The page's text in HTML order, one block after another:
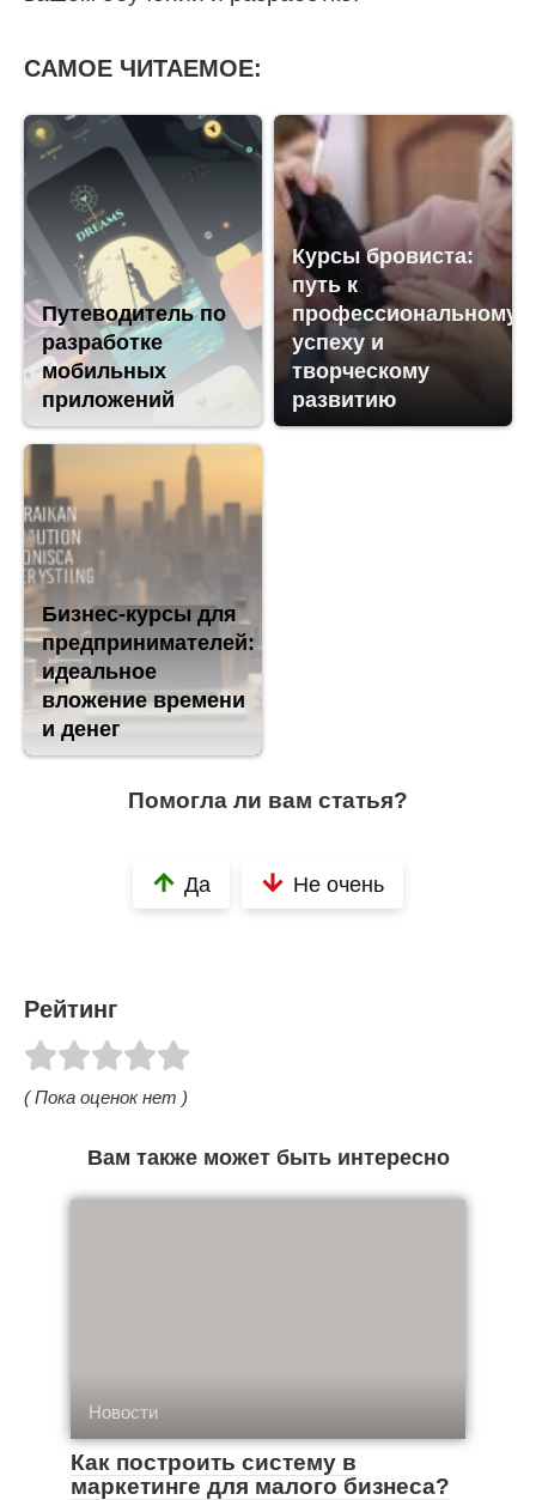
САМОЕ ЧИТАЕМОЕ:
Путеводитель по
разработке
мобильных
приложений
Курсы бровиста:
путь к
профессиональному
успеху и
творческому
развитию
Бизнес-курсы для
предпринимателей:
идеальное
вложение времени
и денег
Помогла ли вам статья?
Да Не очень
Рейтинг
( Пока оценок нет )
Вам также может быть интересно
Новости
Как построить систему в
маркетинге для малого бизнеса?